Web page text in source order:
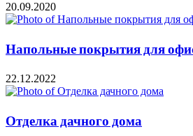
20.09.2020
Напольные покрытия для
22.12.2022
Отделка дачного дома